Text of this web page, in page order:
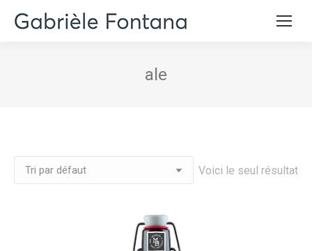
ale
Voici le seul résultat